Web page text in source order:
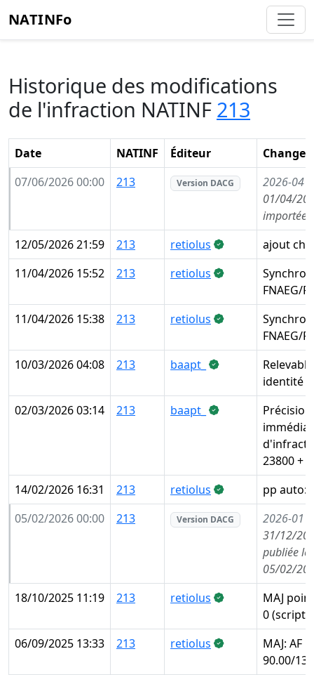
NATINFo
Historique des modifications
de l'infraction NATINF 213
Date NATINF Éditeur
07/06/2026 00:00
213 Version DACG 2026-04
01/04/
importée
12/05/2026 21:59
213 retiolus
ajout
11/04/2026 15:52
213 retiolus
FNAEG/
11/04/2026 15:38
213 retiolus
FNAEG/
10/03/2026 04:08
213 baapt_
identité
02/03/2026 03:14
213 baapt_
23800 +
14/02/2026 16:31
213 retiolus
pp auto:
05/02/2026 00:00
213 Version DACG 2026-01
31/12/
publiée
05/02/
18/10/2025 11:19
213 retiolus
MAJ
0 (script)
06/09/2025 13:33
213 retiolus
MAJ: AF
90.00/